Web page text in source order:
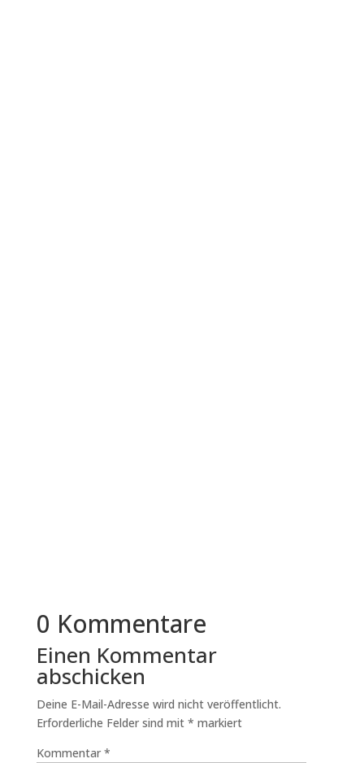
0 Kommentare
Einen Kommentar
abschicken
Deine E-Mail-Adresse wird nicht veröffentlicht.
Erforderliche Felder sind mit * markiert
Kommentar *